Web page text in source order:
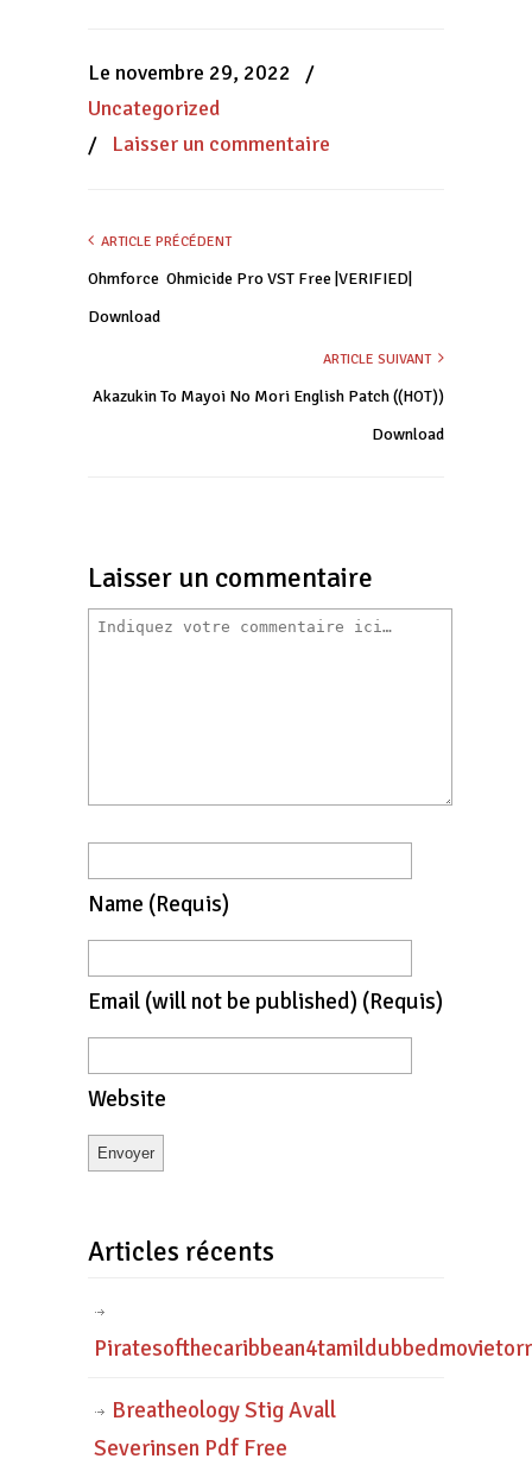
nouvelle
fenêtre) fenêtre) fenêtre)
Le novembre 29, 2022
/
Uncategorized
/ Laisser un commentaire
ARTICLE PRÉCÉDENT
Ohmforce  Ohmicide Pro VST Free |VERIFIED|
Download
ARTICLE SUIVANT
Akazukin To Mayoi No Mori English Patch ((HOT))
Download
Laisser un commentaire
Name (requis)
Email (will not be published) (requis)
Website
Articles récents
Breatheology Stig Avall
Severinsen Pdf Free